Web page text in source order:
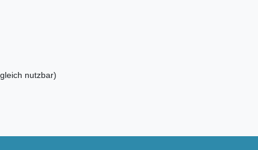
nutzbar)